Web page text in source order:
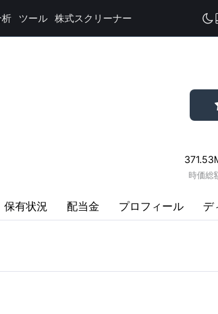
ツール 株式スクリーナー 
時価総
保有状況 配当金 プロフィール デ